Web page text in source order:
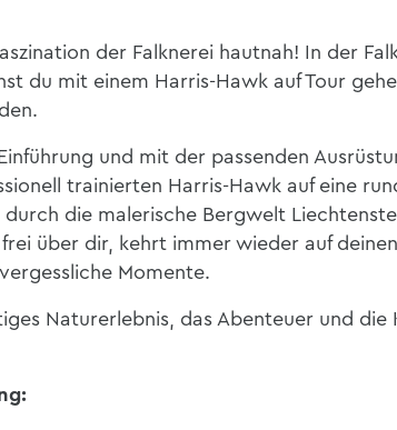
der Falknerei hautnah! In der
du mit einem Harris-Hawk auf Tour
und mit der passenden
trainierten Harris-Hawk auf eine
die malerische Bergwelt
über dir, kehrt immer wieder auf
Momente.
Naturerlebnis, das Abenteuer und die